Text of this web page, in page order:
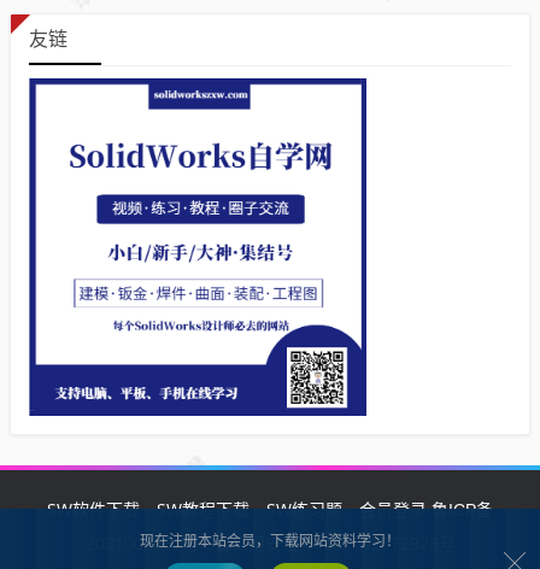
友链
SW软件下载 SW教程下载 SW练习题 会员登录鲁ICP备
2021002287号-1鲁公网安备 37132902372928号
现在注册本站会员，下载网站资料学习！